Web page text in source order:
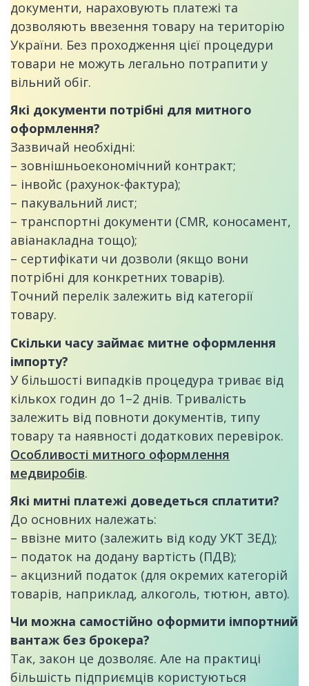
документи, нараховують платежі та
дозволяють ввезення товару на територію
України. Без проходження цієї процедури
товари не можуть легально потрапити у
вільний обіг.
Які документи потрібні для митного
оформлення?
Зазвичай необхідні:
– зовнішньоекономічний контракт;
– інвойс (рахунок-фактура);
– пакувальний лист;
– транспортні документи (CMR, коносамент,
авіанакладна тощо);
– сертифікати чи дозволи (якщо вони
потрібні для конкретних товарів).
Точний перелік залежить від категорії
товару.
Скільки часу займає митне оформлення
імпорту?
У більшості випадків процедура триває від
кількох годин до 1–2 днів. Тривалість
залежить від повноти документів, типу
товару та наявності додаткових перевірок.
Особливості митного оформлення
медвиробів.
Які митні платежі доведеться сплатити?
До основних належать:
– ввізне мито (залежить від коду УКТ ЗЕД);
– податок на додану вартість (ПДВ);
– акцизний податок (для окремих категорій
товарів, наприклад, алкоголь, тютюн, авто).
Чи можна самостійно оформити імпортний
вантаж без брокера?
Так, закон це дозволяє. Але на практиці
більшість підприємців користуються